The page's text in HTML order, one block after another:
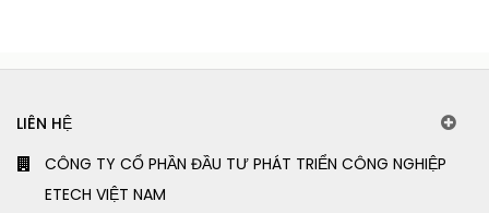
LIÊN HỆ
CÔNG TY CỔ PHẦN ĐẦU TƯ PHÁT TRIỂN CÔNG NGHIỆP
ETECH VIỆT NAM